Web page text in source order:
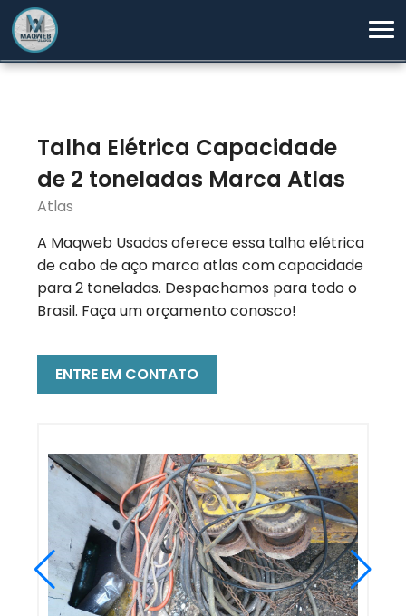
Talha Elétrica Capacidade
de 2 toneladas Marca Atlas
Atlas
A Maqweb Usados oferece essa talha elétrica
de cabo de aço marca atlas com capacidade
para 2 toneladas. Despachamos para todo o
Brasil. Faça um orçamento conosco!
ENTRE EM CONTATO